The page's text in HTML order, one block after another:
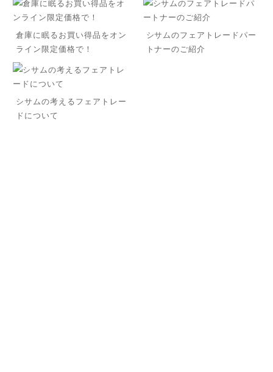
倉庫に眠るお買い得品をオン
ライン限定価格で！
シサムのフェアトレードパー
トナーのご紹介
シサムの考えるフェアトレー
ドについて